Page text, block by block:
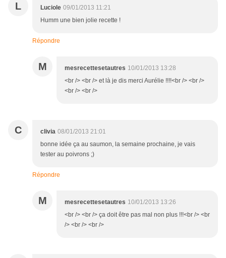
L Luciole 09/01/2013 11:21
Humm une bien jolie recette !
Répondre
M mesrecettesetautres 10/01/2013 13:28
<br /> <br /> et là je dis merci Aurélie !!!!<br /> <br />
<br /> <br />
C clivia 08/01/2013 21:01
bonne idée ça au saumon, la semaine prochaine, je vais
tester au poivrons ;)
Répondre
M mesrecettesetautres 10/01/2013 13:26
<br /> <br /> ça doit être pas mal non plus !!!<br /> <br
/> <br /> <br />